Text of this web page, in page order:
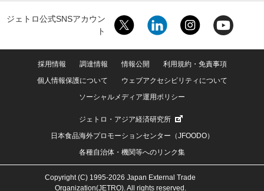
ジェトロ公式SNSアカウン
ト
採用情報 調達情報 情報公開
利用規約・免責事項
個人情報保護について
ウェブアクセシビリティについて
ソーシャルメディア運用ポリシー
ジェトロ・アジア経済研究所
日本食品海外プロモーションセンター（JFOODO）
各種自治体・機関等へのリンク集
Copyright (C) 1995-2026 Japan External Trade
Organization(JETRO). All rights reserved.